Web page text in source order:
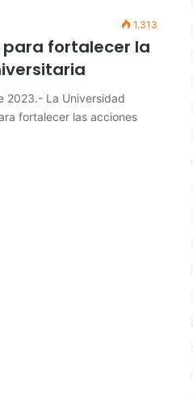
1.313
para fortalecer la
2023.- La Universidad
fortalecer las acciones